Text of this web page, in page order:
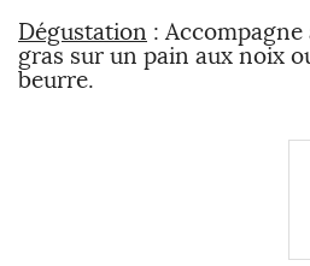
Dégustation :
gras sur un pain aux noix
beurre.